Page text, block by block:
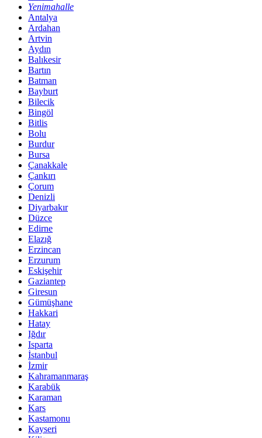
Yenimahalle
Antalya
Ardahan
Artvin
Aydın
Balıkesir
Bartın
Batman
Bayburt
Bilecik
Bingöl
Bitlis
Bolu
Burdur
Bursa
Çanakkale
Çankırı
Çorum
Denizli
Diyarbakır
Düzce
Edirne
Elazığ
Erzincan
Erzurum
Eskişehir
Gaziantep
Giresun
Gümüşhane
Hakkari
Hatay
Iğdır
Isparta
İstanbul
İzmir
Kahramanmaraş
Karabük
Karaman
Kars
Kastamonu
Kayseri